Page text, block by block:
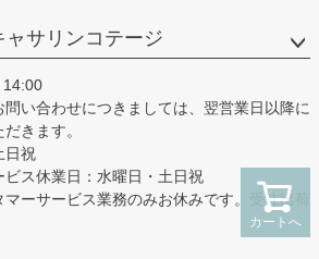
カートへ
ップ
ャサリンコテージ
14:00
い合わせにつきましては、翌営業日以降に
きます。
日祝
ビス休業日：水曜日・土日祝
ーサービス業務のみお休みです。受注出荷